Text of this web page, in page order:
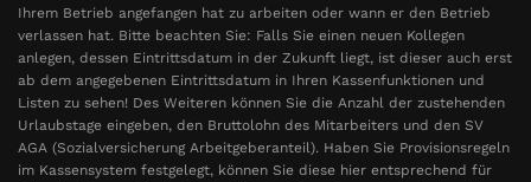
Ihrem Betrieb angefangen hat zu arbeiten oder wann er den Betrieb
verlassen hat. Bitte beachten Sie: Falls Sie einen neuen Kollegen
anlegen, dessen Eintrittsdatum in der Zukunft liegt, ist dieser auch erst
ab dem angegebenen Eintrittsdatum in Ihren Kassenfunktionen und
Listen zu sehen! Des Weiteren können Sie die Anzahl der zustehenden
Urlaubstage eingeben, den Bruttolohn des Mitarbeiters und den SV
AGA (Sozialversicherung Arbeitgeberanteil). Haben Sie Provisionsregeln
im Kassensystem festgelegt, können Sie diese hier entsprechend für